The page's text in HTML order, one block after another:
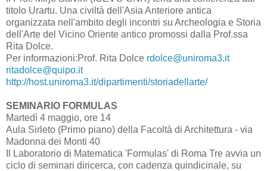
titolo Urartu. Una civiltà dell'Asia Anteriore antica
organizzata nell'ambito degli incontri su Archeologia e Storia
dell'Arte del Vicino Oriente antico promossi dalla Prof.ssa
Rita Dolce.
Per informazioni:Prof. Rita Dolce rdolce@uniroma3.it
ritadolce@quipo.it
http://host.uniroma3.it/dipartimenti/storiadellarte/
SEMINARIO FORMULAS
Martedì 4 maggio, ore 14
Aula Sirleto (Primo piano) della Facoltà di Architettura - via
Madonna dei Monti 40
Il Laboratorio di Matematica 'Formulas' di Roma Tre avvia un
ciclo di seminari diricerca, con cadenza quindicinale, su